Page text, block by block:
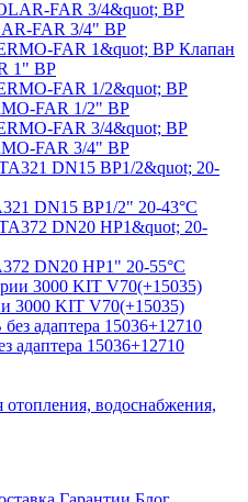
FAR 3/4" ВР
Клапан
1" ВР
FAR 1/2" ВР
FAR 3/4" ВР
DN15 ВР1/2" 20-43°C
DN20 НР1" 20-55°C
3000 KIT V70(+15035)
адаптера 15036+12710
водоснабжения,